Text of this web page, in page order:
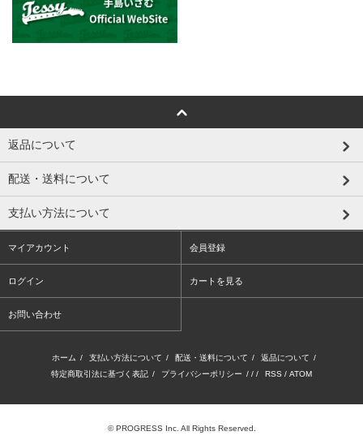
返品について
配送・送料について
支払い方法について
マイアカウント 会員登録
ログイン カートを見る
お問い合わせ
ホーム / 支払い方法について / 配送・送料について / 返品について /
特定商取引法に基づく表記 / プライバシーポリシー / / / RSS / ATOM
© PROGRESS Inc. All Rights Reserved.